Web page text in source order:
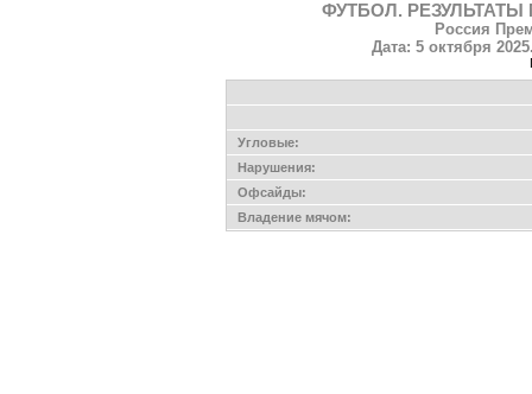
ФУТБОЛ.
Россия
Дата: 5 октября
Угловые:
Нарушения:
Офсайды:
Владение мячом: